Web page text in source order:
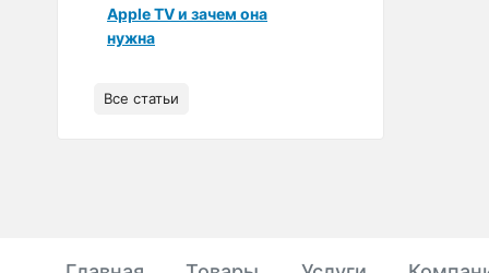
Apple TV и зачем она
нужна
Все статьи